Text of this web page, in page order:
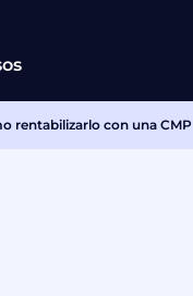
rentabilizarlo con una CMP